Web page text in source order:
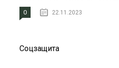
0 22.11.2023
Соцзащита